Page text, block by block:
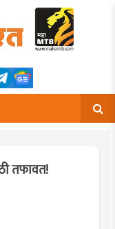
तफावत!